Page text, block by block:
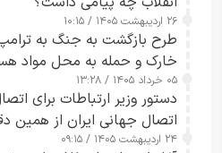
۲۶ اردیبهشت ۱۴۰۵ / ۱۰:۱۵
طرح‌ بازگشت به جنگ به
خارک و حمله به محل مواد
۰۵ خرداد ۱۴۰۵ / ۱۳:۲۸
دستور وزیر ارتباطات برای
اتصال جهانی ایران از همین
کامل مردم تا ۲۴ ساعت آینده
۲۴ اردیبهشت ۱۴۰۵ / ۰۹:۱۵